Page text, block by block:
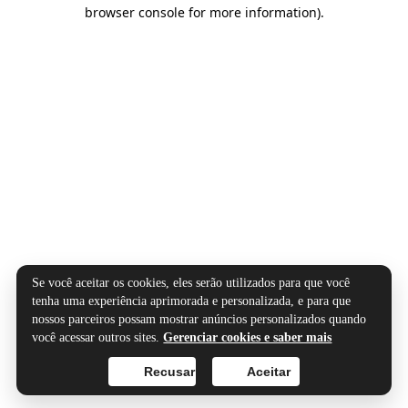
browser console for more information).
Se você aceitar os cookies, eles serão utilizados para que você
tenha uma experiência aprimorada e personalizada, e para que
nossos parceiros possam mostrar anúncios personalizados quando
você acessar outros sites.Gerenciar cookies e saber mais
Aceitar
Recusar